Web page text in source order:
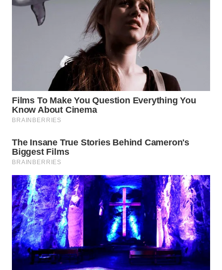
WN DELI
SERDANG
WN
PAKPAK
KARAWANG
BEKASI
WN
BOGOR
WN
DEPOK